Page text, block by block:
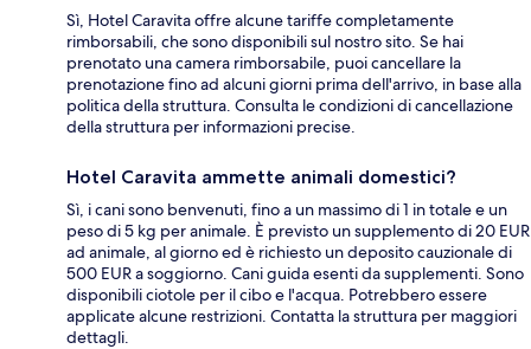
Sì, Hotel Caravita offre alcune tariffe completamente
rimborsabili, che sono disponibili sul nostro sito. Se hai
prenotato una camera rimborsabile, puoi cancellare la
prenotazione fino ad alcuni giorni prima dell'arrivo, in base alla
politica della struttura. Consulta le condizioni di cancellazione
della struttura per informazioni precise.
Hotel Caravita ammette animali domestici?
Sì, i cani sono benvenuti, fino a un massimo di 1 in totale e un
peso di 5 kg per animale. È previsto un supplemento di 20 EUR
ad animale, al giorno ed è richiesto un deposito cauzionale di
500 EUR a soggiorno. Cani guida esenti da supplementi. Sono
disponibili ciotole per il cibo e l'acqua. Potrebbero essere
applicate alcune restrizioni. Contatta la struttura per maggiori
dettagli.